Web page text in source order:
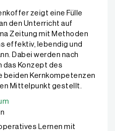
zeigt eine Fülle
den Unterricht auf
Zeitung mit Methoden
effektiv, lebendig und
Dabei werden nach
das Konzept des
beiden Kernkompetenzen
Mittelpunkt gestellt.
Lernen mit